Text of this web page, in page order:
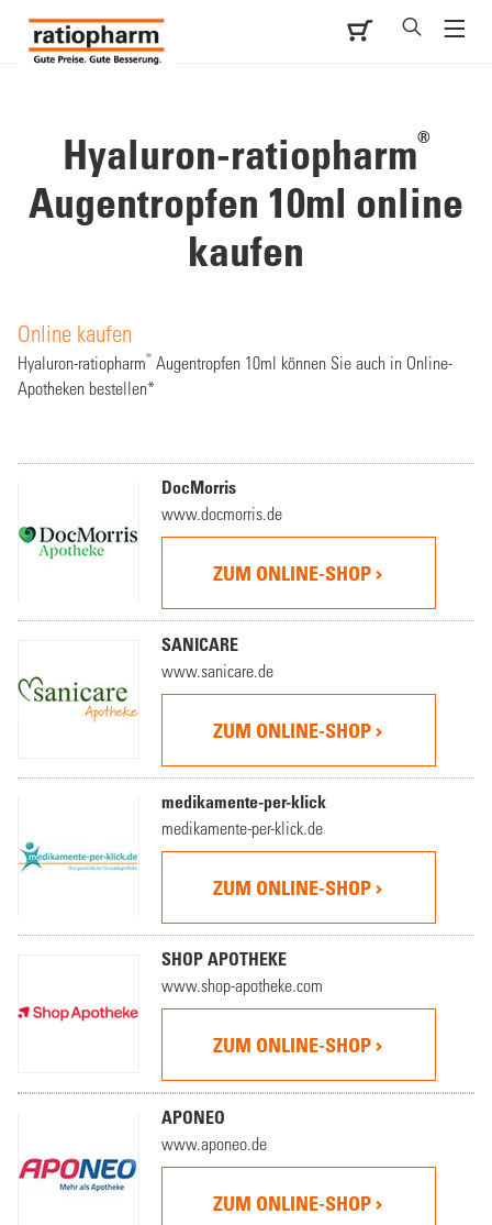
Hyaluron-ratiopharm®
Augentropfen 10ml online
kaufen
Online kaufen
Hyaluron-ratiopharm® Augentropfen 10ml können Sie auch in Online-
Apotheken bestellen*
DocMorris
www.docmorris.de
ZUM ONLINE-SHOP
SANICARE
www.sanicare.de
ZUM ONLINE-SHOP
medikamente-per-klick
medikamente-per-klick.de
ZUM ONLINE-SHOP
SHOP APOTHEKE
www.shop-apotheke.com
ZUM ONLINE-SHOP
APONEO
www.aponeo.de
ZUM ONLINE-SHOP